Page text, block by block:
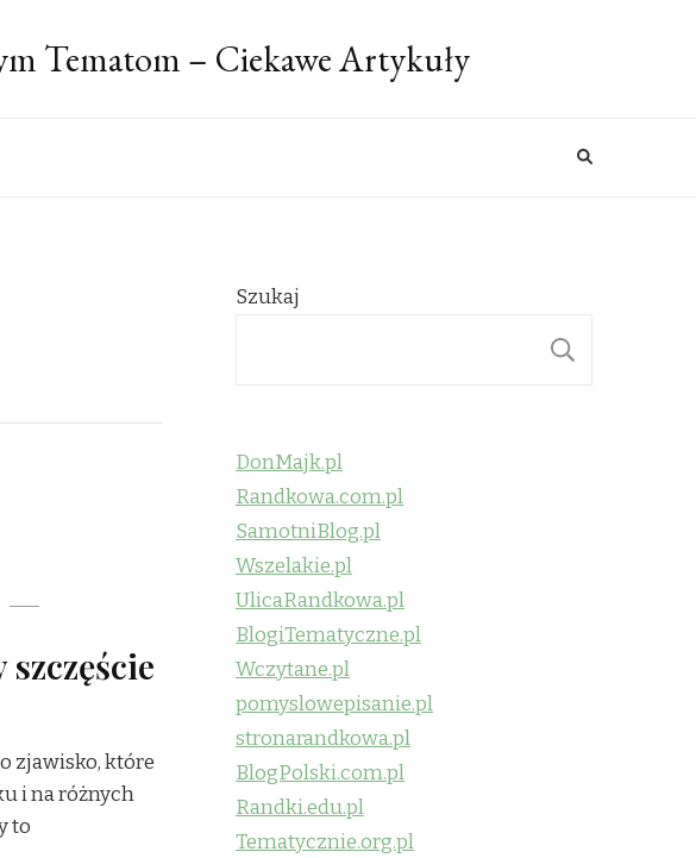
Tematom – Ciekawe Artykuły
szczęście
zjawisko, które
i na różnych
to
Szukaj
DonMajk.pl
Randkowa.com.pl
SamotniBlog.pl
Wszelakie.pl
UlicaRandkowa.pl
BlogiTematyczne.pl
Wczytane.pl
pomyslowepisanie.pl
stronarandkowa.pl
BlogPolski.com.pl
Randki.edu.pl
Tematycznie.org.pl